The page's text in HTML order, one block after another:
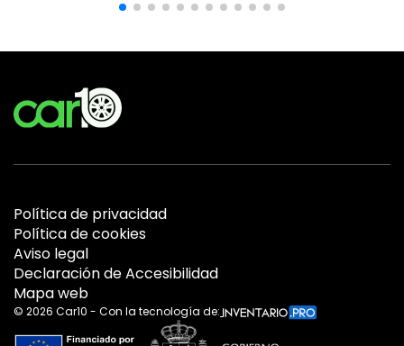
Política de privacidad
Política de cookies
Aviso legal
Declaración de Accesibilidad
Mapa web
© 2026 Car10 - Con la tecnología de: